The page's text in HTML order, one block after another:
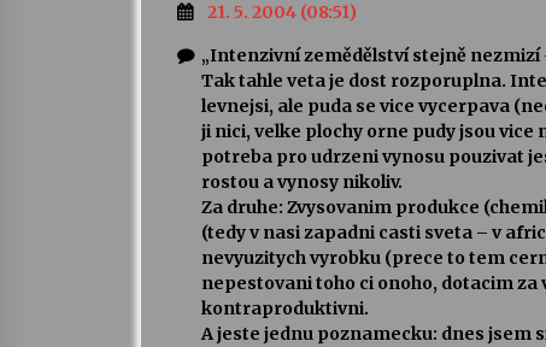
21. 5. 2004 (08:51)
„Intenzivní zemědělství stejně
Tak tahle veta je dost rozporuplna.
levnejsi, ale puda se vice vycerpava
ji nici, velke plochy orne pudy jsou
potreba pro udrzeni vynosu pouzivat
rostou a vynosy nikoliv.
Za druhe: Zvysovanim produkce
(tedy v nasi zapadni casti sveta – v
nevyuzitych vyrobku (prece to tem
nepestovani toho ci onoho, dotacim
kontraproduktivni.
A jeste jednu poznamecku: dnes jsem